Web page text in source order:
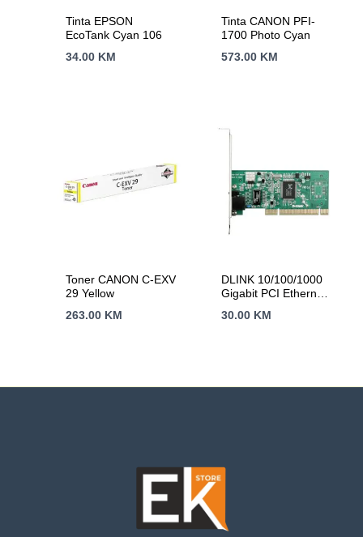
Tinta EPSON
EcoTank Cyan 106
34.00 KM
Tinta CANON PFI-
1700 Photo Cyan
573.00 KM
Toner CANON C-EXV
29 Yellow
263.00 KM
DLINK 10/100/1000
Gigabit PCI Ethernet
30.00 KM